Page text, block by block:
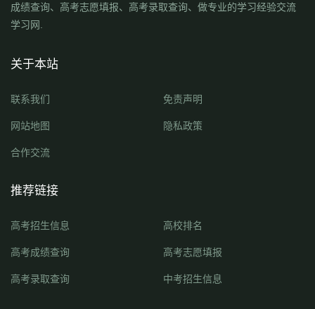
成绩查询、高考志愿填报、高考录取查询、做专业的学习经验交流
学习网.
关于本站
联系我们 免责声明
网站地图 隐私政策
合作交流
推荐链接
高考招生信息 高校排名
高考成绩查询 高考志愿填报
高考录取查询 中考招生信息